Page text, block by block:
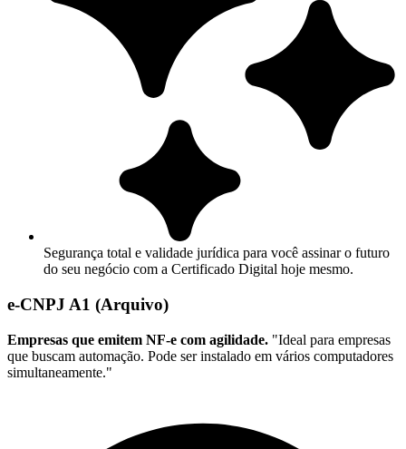
Segurança total e validade jurídica para você assinar o futuro
do seu negócio com a Certificado Digital hoje mesmo.
e-CNPJ A1 (Arquivo)
Empresas que emitem NF-e com agilidade. "Ideal para empresas
que buscam automação. Pode ser instalado em vários computadores
simultaneamente."